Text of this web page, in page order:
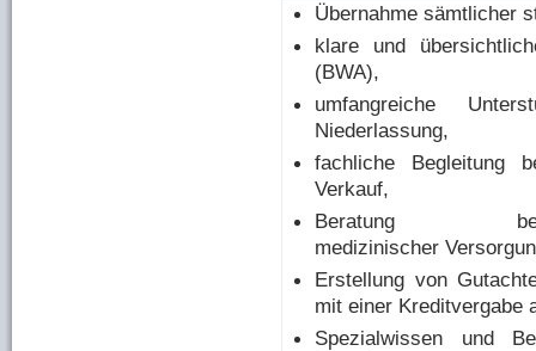
Übernahme sämtlicher
klare und
(BWA),
umfangreiche
Niederlassung,
fachliche Begleitung
Verkauf,
Beratung
medizinischer
Erstellung von
mit einer Kreditvergabe
Spezialwissen und